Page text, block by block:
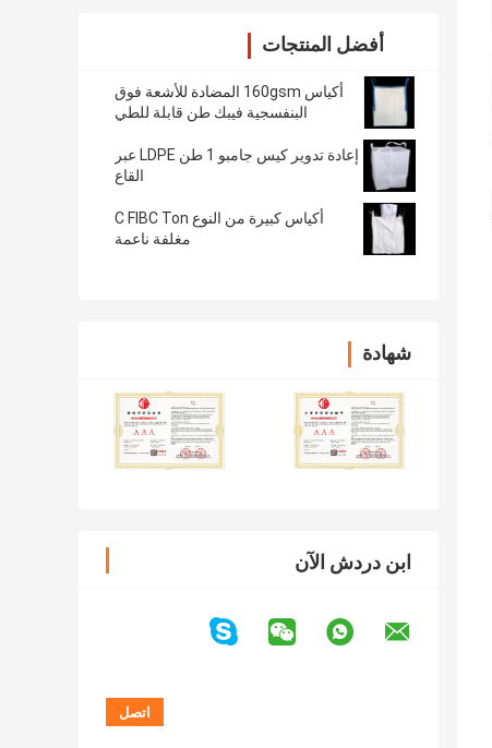
أفضل المنتجات
أكياس 160gsm المضادة للأشعة فوق
البنفسجية فيبك طن قابلة للطي
إعادة تدوير كيس جامبو 1 طن LDPE عبر
القاع
أكياس كبيرة من النوع C FIBC Ton
مغلفة ناعمة
شهادة
ابن دردش الآن